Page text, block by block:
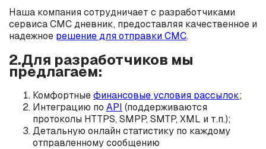
Наша компания сотрудничает с разработчиками
сервиса СМС дневник, предоставляя качественное и
надежное решение для отправки СМС.
2.Для разработчиков мы
предлагаем:
Комфортныефинансовые условия рассылок;
Интеграцию по API (поддерживаются
протоколы HTTPS, SMPP, SMTP, XML и т.п.);
Детальную онлайн статистику по каждому
отправленному сообщению